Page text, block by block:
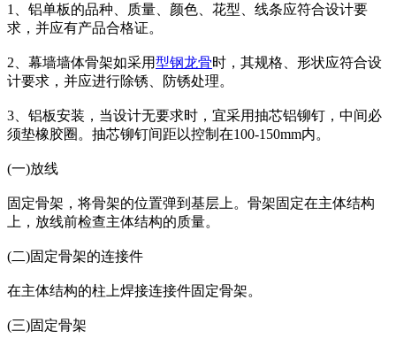
1、铝单板的品种、质量、颜色、花型、线条应符合设计要
求，并应有产品合格证。
2、幕墙墙体骨架如采用型钢龙骨时，其规格、形状应符合设
计要求，并应进行除锈、防锈处理。
3、铝板安装，当设计无要求时，宜采用抽芯铝铆钉，中间必
须垫橡胶圈。抽芯铆钉间距以控制在100-150mm内。
(一)放线
固定骨架，将骨架的位置弹到基层上。骨架固定在主体结构
上，放线前检查主体结构的质量。
(二)固定骨架的连接件
在主体结构的柱上焊接连接件固定骨架。
(三)固定骨架